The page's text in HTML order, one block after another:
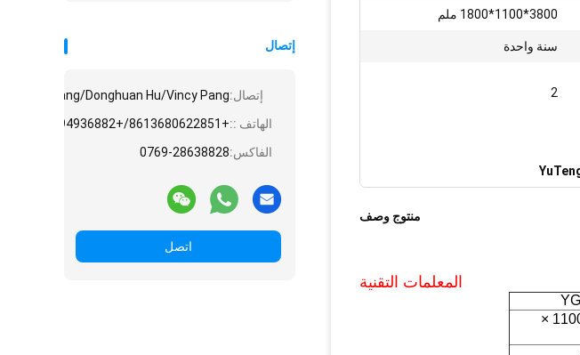
إتصال
إتصال:Huang/Donghuan Hu/Vincy Pang
الهاتف ::+8613680622851/+8613794936882/+8615975861828/+8618775545882
الفاكس:0769-28638828
اتصل
3800*1100*1800 ملم
سنة واحدة
2
منتوج وصف
المعلمات التقنية
3800 × 1100 ×